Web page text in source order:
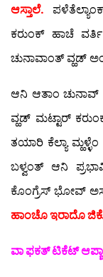
ಆಸ್ತಾಲೆ.
ಕರುಂಕ್ ಹಾಚೆ
ಚುನಾವಾಂತ್ ವ್ಹಡ್
ಆನಿ ಆತಾಂ ಚುನಾವ್
ವ್ಹಡ್ ಮಟ್ಟಾರ್
ತಯಾರಿ ಕೆಲ್ಯಾ
ಬಳ್ವಂತ್ ಆನಿ
ಕೊಂಗ್ರೆಸ್ ಭೋವ್
ಹಾಂಚೊ ಇರಾದೊ
ವಾ ಫಕತ್ ಟಿಕೆಟ್